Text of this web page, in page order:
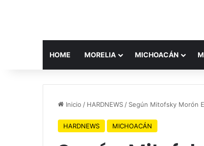
HOME MORELIA MICHOACÁN
Inicio / HARDNEWS / Según Mitofsky Morón
HARDNEWS MICHOACÁN